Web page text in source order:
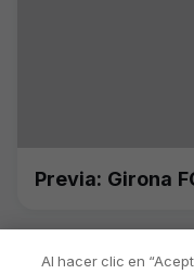
Previa: Girona
Al hacer clic en